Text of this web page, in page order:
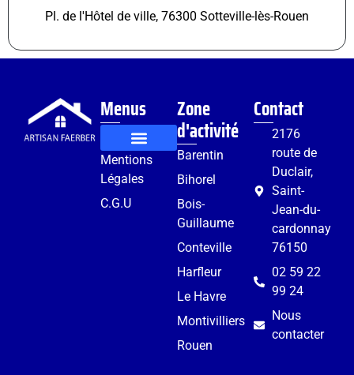
Pl. de l'Hôtel de ville, 76300 Sotteville-lès-Rouen
Menus
Mentions
Légales
C.G.U
Zone
d'activité
Barentin
Bihorel
Bois-
Guillaume
Conteville
Harfleur
Le Havre
Montivilliers
Rouen
Contact
2176
route de
Duclair,
Saint-
Jean-du-
cardonnay
76150
02 59 22
99 24
Nous
contacter